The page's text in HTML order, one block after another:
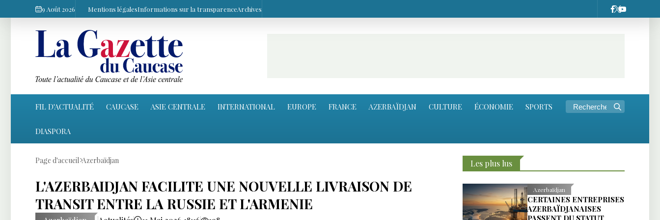
9 Août 2026 Mentions légalesInformations sur la transparenceArchives
FIL D'ACTUALITÉ CAUCASE ASIE CENTRALE INTERNATIONAL EUROPE FRANCE AZERBAÏDJAN CULTURE ÉCONOMIE SPORTS
DIASPORA
Page d'accueil Azerbaïdjan
L'AZERBAIDJAN FACILITE UNE NOUVELLE LIVRAISON DE
TRANSIT ENTRE LA RUSSIE ET L'ARMENIE
Les plus lus
Azerbaïdjan
CERTAINES ENTREPRISES
AZERBAÏDJANAISES